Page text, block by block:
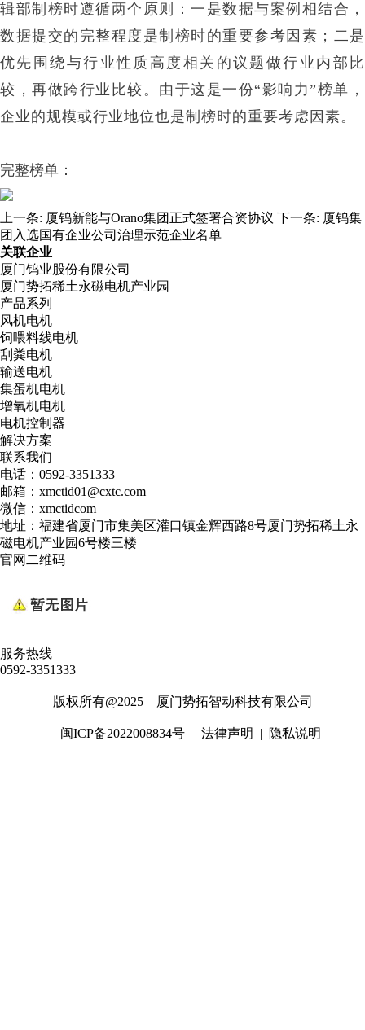
辑部制榜时遵循两个原则：一是数据与案例相结合，
数据提交的完整程度是制榜时的重要参考因素；二是
优先围绕与行业性质高度相关的议题做行业内部比
较，再做跨行业比较。由于这是一份“影响力”榜单，
企业的规模或行业地位也是制榜时的重要考虑因素。
完整榜单：
上一条: 厦钨新能与Orano集团正式签署合资协议 下一条: 厦钨集
团入选国有企业公司治理示范企业名单
关联企业
厦门钨业股份有限公司
厦门势拓稀土永磁电机产业园
产品系列
风机电机
饲喂料线电机
刮粪电机
输送电机
集蛋机电机
增氧机电机
电机控制器
解决方案
联系我们
电话：0592-3351333
邮箱：xmctid01@cxtc.com
微信：xmctidcom
地址：福建省厦门市集美区灌口镇金辉西路8号厦门势拓稀土永
磁电机产业园6号楼三楼
官网二维码
服务热线
0592-3351333
版权所有@2025 厦门势拓智动科技有限公司
闽ICP备2022008834号 法律声明 | 隐私说明